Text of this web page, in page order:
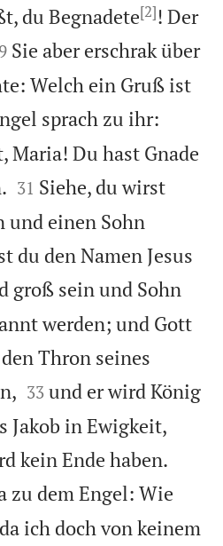
du Begnadete[2]! Der
Sie aber erschrak über
Welch ein Gruß ist
sprach zu ihr:
Maria! Du hast Gnade


31 Siehe, du wirst
und einen Sohn
du den Namen Jesus
groß sein und Sohn
werden; und Gott
Thron seines


33 und er wird König
Jakob in Ewigkeit,
kein Ende haben.
zu dem Engel: Wie
ich doch von keinem